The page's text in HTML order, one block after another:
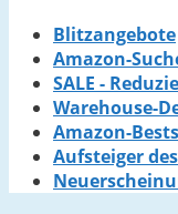
Blitzangebote
Amazon-
SALE -
Warehouse-
Amazon-
Aufsteiger